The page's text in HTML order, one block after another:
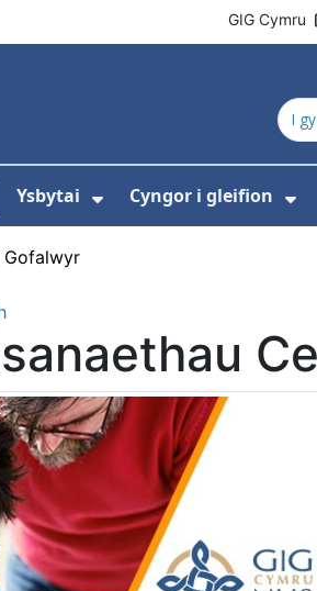
GIG Cymru
isddewislen ar gyfer
Ysbytai Cyngor i gleifion
Gofalwyr